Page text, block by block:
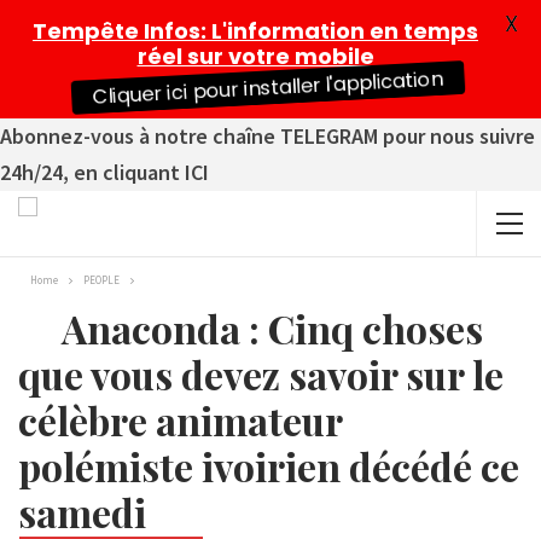
Abonnez-vous à notre chaîne TELEGRAM pour nous suivre
24h/24, en cliquant ICI
Home PEOPLE
Anaconda : Cinq choses
que vous devez savoir sur le
célèbre animateur
polémiste ivoirien décédé ce
samedi
Tempête Infos: L'information en temps
réel sur votre mobile
Cliquer ici pour installer l'application
X